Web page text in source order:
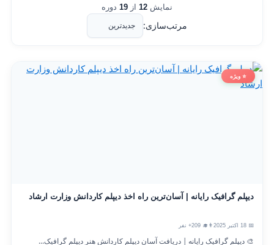
نمایش12 از 19 دوره
مرتب‌سازی:
⭐ ویژه
دیپلم گرافیک رایانه | آسان‌ترین راه اخذ دیپلم کاردانش وزارت ارشاد
👨‍🎓 209+ نفر
🎨 دیپلم گرافیک رایانه | دریافت آسان دیپلم کاردانش هنر دیپلم گرافیک...